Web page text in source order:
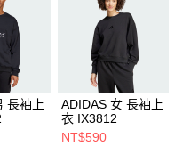
長袖上
ADIDAS 女 長袖上
衣 IX3812
NT$590